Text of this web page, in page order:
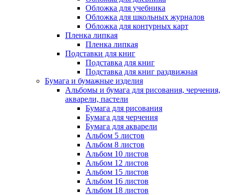
Обложка для учебника
Обложка для школьных журналов
Обложка для контурных карт
Пленка липкая
Пленка липкая
Подставки для книг
Подставка для книг
Подставка для книг раздвижная
Бумага и бумажные изделия
Альбомы и бумага для рисования, черчения,
акварели, пастели
Бумага для рисования
Бумага для черчения
Бумага для акварели
Альбом 5 листов
Альбом 8 листов
Альбом 10 листов
Альбом 12 листов
Альбом 15 листов
Альбом 16 листов
Альбом 18 листов